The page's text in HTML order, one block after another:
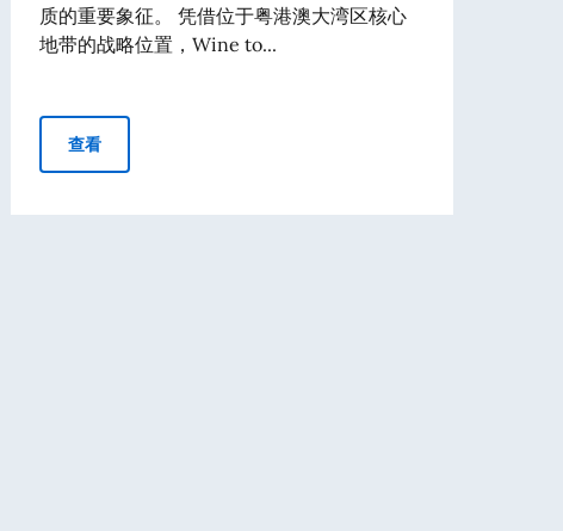
质的重要象征。 凭借位于粤港澳大湾区核心
地带的战略位置，Wine to...
查看2026年深圳国际葡萄酒及烈酒展览会：意大利制造领衔深圳展